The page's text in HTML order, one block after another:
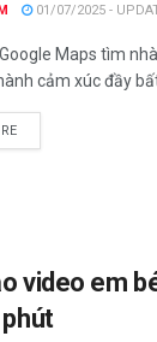
01/07/2025 -
Maps tìm
cảm xúc đầy bất
DETAILS
video em